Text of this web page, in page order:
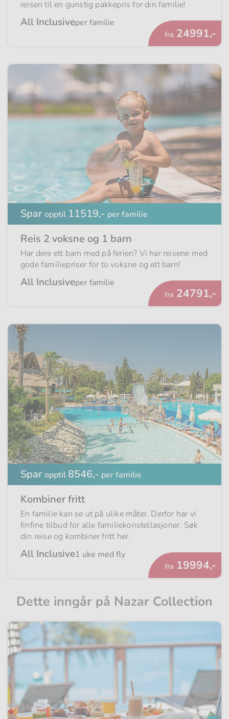
reisen til en gunstig pakkepris for din familie!
All Inclusiveper familie
fra Fra
24991,-
Sparopptil 11519,- per familie
Reis 2 voksne og 1 barn
Har dere ett barn med på ferien? Vi har reisene med
gode familiepriser for to voksne og ett barn!
All Inclusiveper familie
fra Fra
24791,-
Sparopptil 8546,- per familie
Kombiner fritt
En familie kan se ut på ulike måter. Derfor har vi
finfine tilbud for alle familiekonstellasjoner. Søk
din reise og kombiner fritt her.
All Inclusive1 uke med fly
fra Fra
19994,-
Dette inngår på Nazar Collection